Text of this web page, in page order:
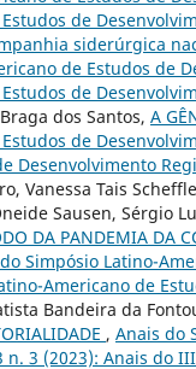
de
siderúrgica
de Estudos de
de
dos Santos, A
de
Desenvolvimento
Vanessa Tais
Sausen, Sérgio
DA PANDEMIA DA
Simpósio Latino-
Americano de
Bandeira da
, Anais do
n. 3 (2023): Anais do